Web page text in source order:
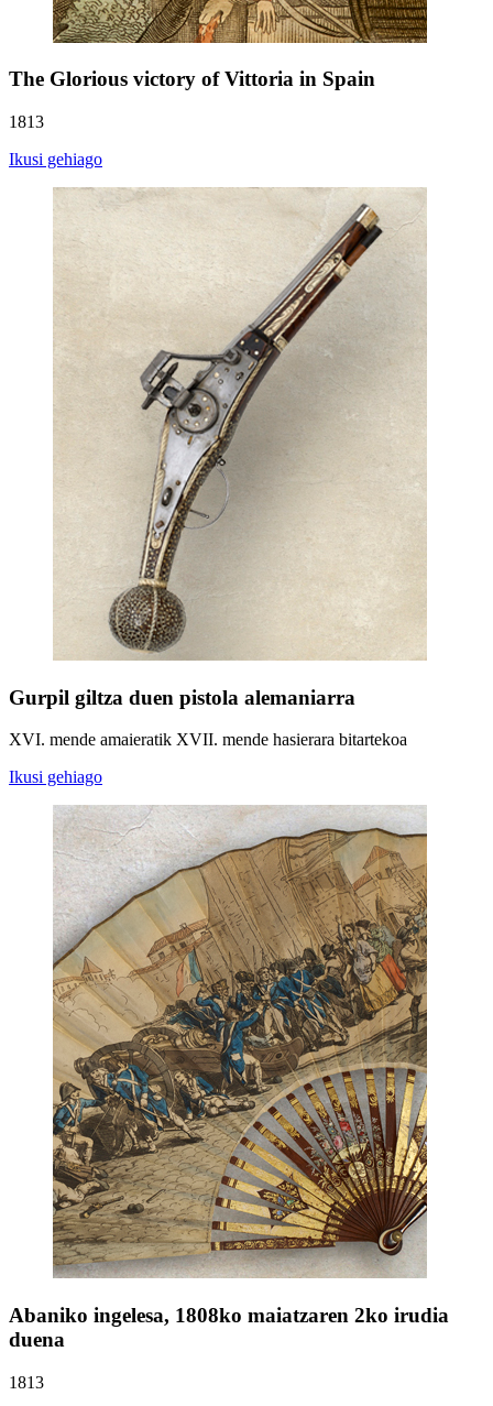
The Glorious victory of Vittoria in Spain
1813
Ikusi gehiago
Gurpil giltza duen pistola alemaniarra
XVI. mende amaieratik XVII. mende hasierara bitartekoa
Ikusi gehiago
Abaniko ingelesa, 1808ko maiatzaren 2ko irudia
duena
1813